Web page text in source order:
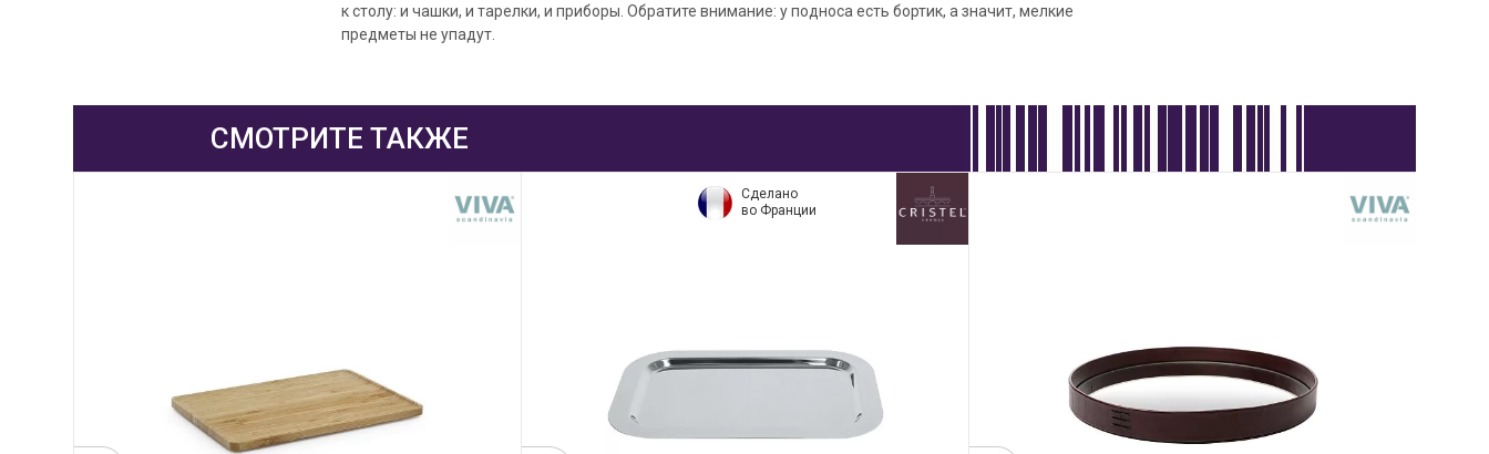
к столу: и чашки, и тарелки, и приборы. Обратите внимание: у подноса есть бортик, а значит, мелкие
предметы не упадут.
СМОТРИТЕ ТАКЖЕ
Сделано
во Франции